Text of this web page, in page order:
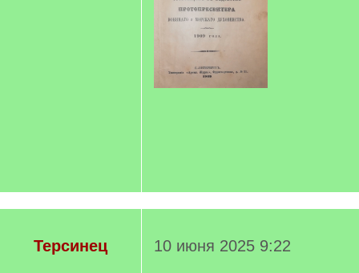
Терсинец 10 июня 2025 9:22